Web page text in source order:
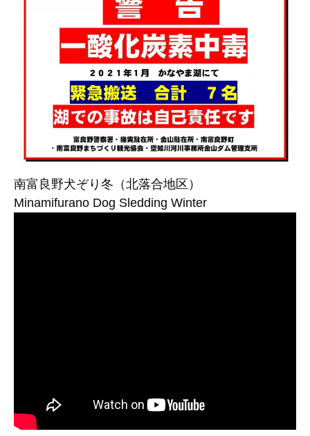
南富良野犬ぞり冬（北落合地区）
Minamifurano Dog Sledding Winter